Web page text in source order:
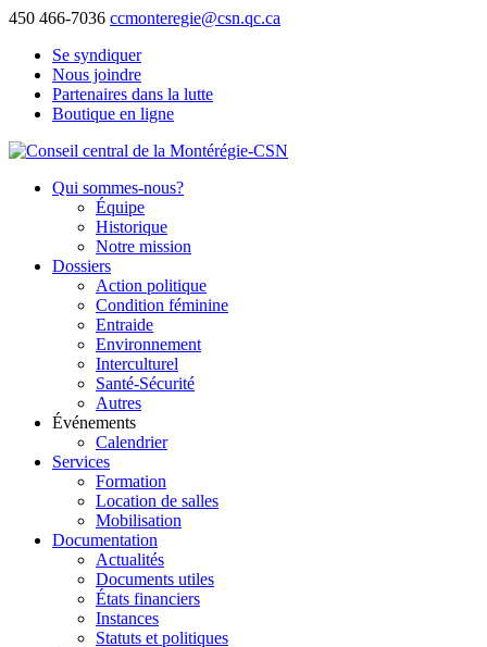
450 466-7036 ccmonteregie@csn.qc.ca
Se syndiquer
Nous joindre
Partenaires dans la lutte
Boutique en ligne
Qui sommes-nous?
Équipe
Historique
Notre mission
Dossiers
Action politique
Condition féminine
Entraide
Environnement
Interculturel
Santé-Sécurité
Autres
Événements
Calendrier
Services
Formation
Location de salles
Mobilisation
Documentation
Actualités
Documents utiles
États financiers
Instances
Statuts et politiques